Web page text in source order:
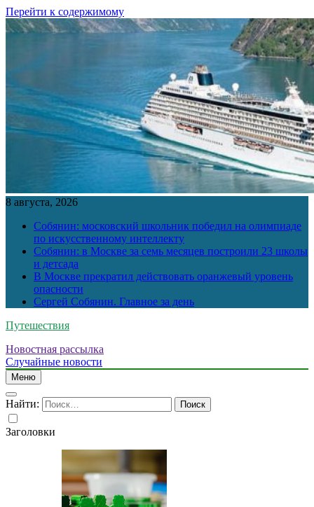
Перейти к содержимому
8 августа, 2026
Собянин: московский школьник победил на олимпиаде
по искусственному интеллекту
Собянин: в Москве за семь месяцев построили 23 школы
и детсада
В Москве прекратил действовать оранжевый уровень
опасности
Сергей Собянин. Главное за день
Путешествия
Новостная рассылка
Случайные новости
Меню
Найти:
Заголовки